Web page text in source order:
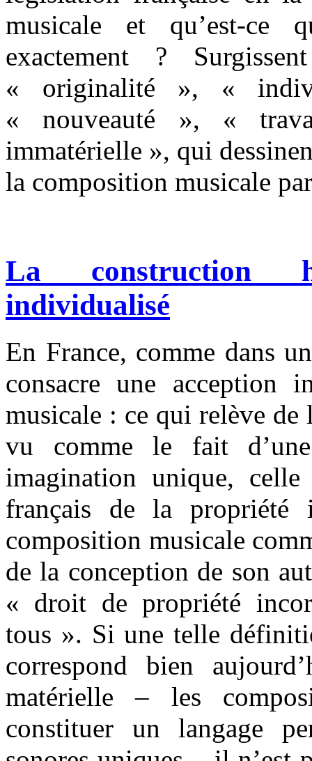
musicale et qu’est-ce
exactement ?
« originalité », «
« nouveauté », «
immatérielle », qui
la composition musicale
La construction
individualisé
En France, comme dans
consacre une acception
musicale : ce qui relève
vu comme le fait d’une
imagination unique,
français de la propriété
composition musicale
de la conception de son
« droit de propriété
tous ». Si une telle
correspond bien
matérielle – les
constituer un langage